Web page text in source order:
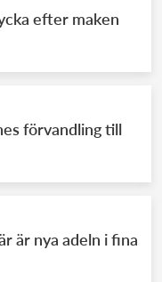
efter maken
förvandling till
är nya adeln i fina